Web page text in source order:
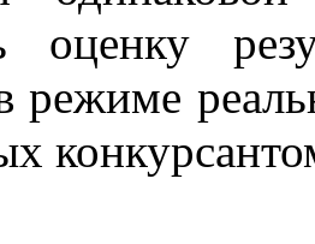
оценку
режиме